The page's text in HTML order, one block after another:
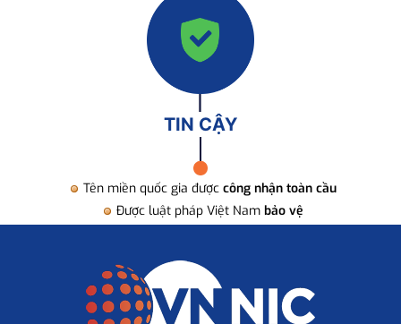
TIN CẬY
Tên miền quốc gia được công nhận toàn cầu
Được luật pháp Việt Nam bảo vệ